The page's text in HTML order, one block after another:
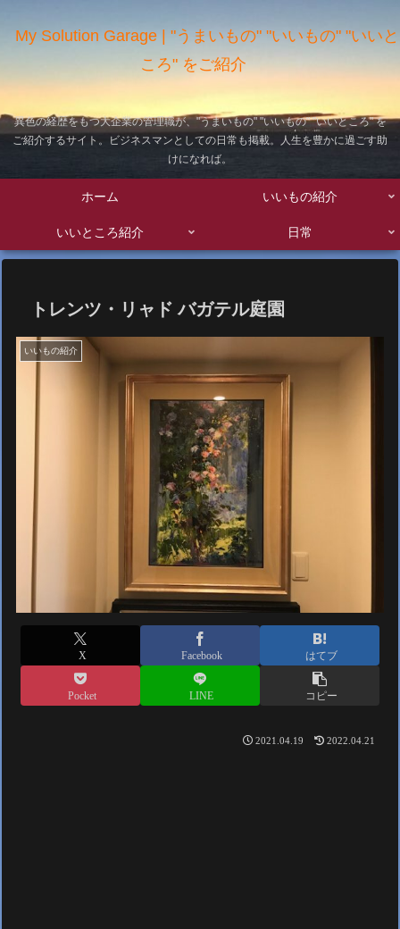
My Solution Garage | "うまいもの" "いいもの" "いいと
ころ" をご紹介
異色の経歴をもつ大企業の管理職が、"うまいもの" "いいもの" "いいところ" を
ご紹介するサイト。ビジネスマンとしての日常も掲載。人生を豊かに過ごす助
けになれば。
ホーム いいもの紹介
いいところ紹介 日常
トレンツ・リャド バガテル庭園
いいもの紹介
X Facebook はてブ
Pocket LINE コピー
2021.04.19 2022.04.21